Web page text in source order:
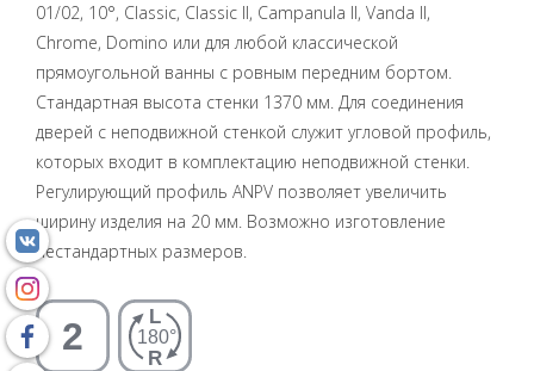
01/02, 10°, Classic, Classic II, Campanula II, Vanda II,
Chrome, Domino или для любой классической
прямоугольной ванны с ровным передним бортом.
Стандартная высота стенки 1370 мм. Для соединения
дверей с неподвижной стенкой служит угловой профиль,
которых входит в комплектацию неподвижной стенки.
Регулирующий профиль ANPV позволяет увеличить
ширину изделия на 20 мм. Возможно изготовление
нестандартных размеров.